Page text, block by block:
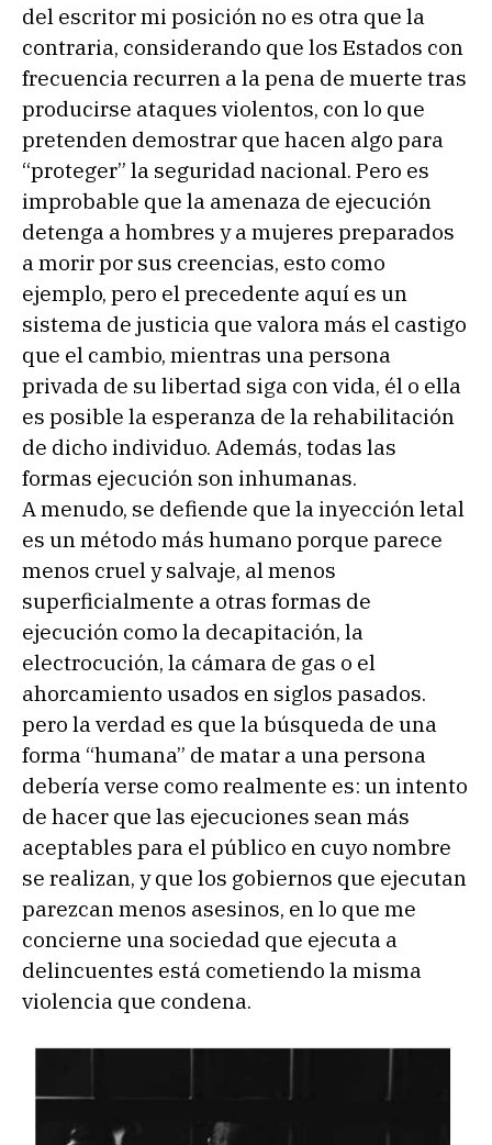
del escritor mi posición no es otra que la
contraria, considerando que los Estados con
frecuencia recurren a la pena de muerte tras
producirse ataques violentos, con lo que
pretenden demostrar que hacen algo para
“proteger” la seguridad nacional. Pero es
improbable que la amenaza de ejecución
detenga a hombres y a mujeres preparados
a morir por sus creencias, esto como
ejemplo, pero el precedente aquí es un
sistema de justicia que valora más el castigo
que el cambio, mientras una persona
privada de su libertad siga con vida, él o ella
es posible la esperanza de la rehabilitación
de dicho individuo. Además, todas las
formas ejecución son inhumanas.
A menudo, se defiende que la inyección letal
es un método más humano porque parece
menos cruel y salvaje, al menos
superficialmente a otras formas de
ejecución como la decapitación, la
electrocución, la cámara de gas o el
ahorcamiento usados en siglos pasados.
pero la verdad es que la búsqueda de una
forma “humana” de matar a una persona
debería verse como realmente es: un intento
de hacer que las ejecuciones sean más
aceptables para el público en cuyo nombre
se realizan, y que los gobiernos que ejecutan
parezcan menos asesinos, en lo que me
concierne una sociedad que ejecuta a
delincuentes está cometiendo la misma
violencia que condena.